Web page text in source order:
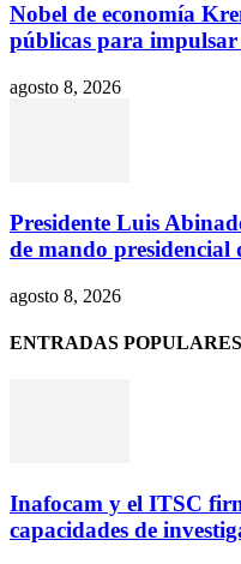
Nobel de economía
públicas para impulsar
agosto 8, 2026
Presidente Luis
de mando presidencial
agosto 8, 2026
ENTRADAS POPULARES
Inafocam y el ITSC
capacidades de